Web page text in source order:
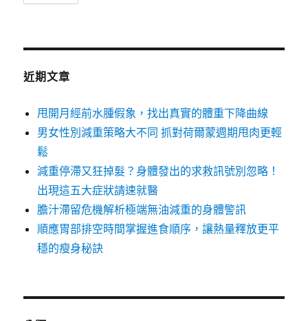
近期文章
甩開月經前水腫假象，找出真實的體重下降曲線
男女性別減重策略大不同 抓對荷爾蒙週期甩肉更輕
鬆
減重停滯又狂掉髮？身體發出的求救訊號別忽略！
出現這五大症狀請速就醫
膽汁滯留危機解析極端無油減重的身體警訊
順應胃部排空時間掌握進食順序，讓熱量釋放更平
穩的瘦身秘訣